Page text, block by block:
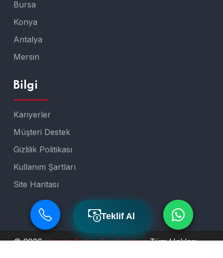
Teklif Al
Teklif Al
Bursa
Konya
Antalya
Mersin
Bilgi
Kariyerler
Müşteri Destek
Gizlilik Politikası
Kullanım Şartları
Site Haritası
© 2026Uzman Evden Eve NakliyatTüm Hakları